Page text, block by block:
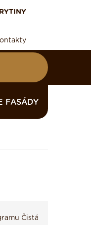
FASÁDY
Čistá